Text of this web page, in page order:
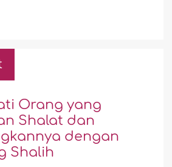
Orang yang
Shalat dan
dengan
Shalih